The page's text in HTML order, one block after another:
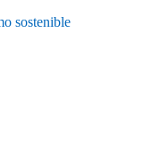
sostenible